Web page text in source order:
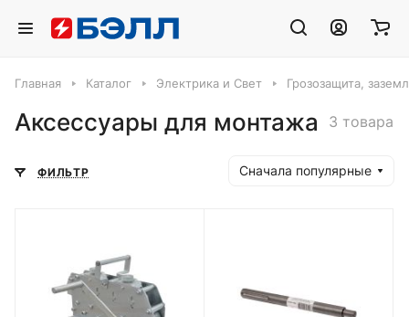
Главная Каталог Электрика и Свет Грозозащита,
Аксессуары для монтажа 3 товара
ФИЛЬТР Сначала популярные